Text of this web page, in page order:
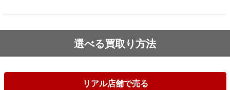
選べる買取り方法
リアル店舗で売る